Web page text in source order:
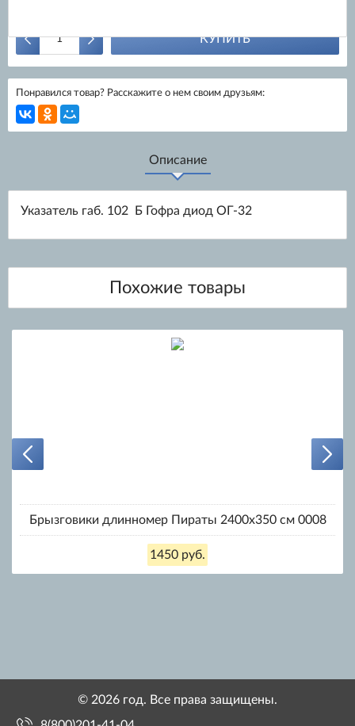
КУПИТЬ
Понравился товар? Расскажите о нем своим друзьям:
Описание
Указатель габ. 102 Б Гофра диод ОГ-32
Брызговики длинномер Пираты 2400х350 см 0008
1450 руб.
© 2026 год. Все права защищены.